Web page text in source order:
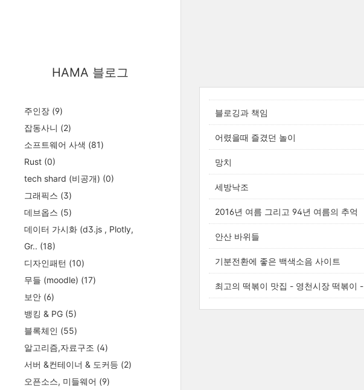
HAMA 블로그
주인장 (9)
잡동사니 (2)
소프트웨어 사색 (81)
Rust (0)
tech shard (비공개) (0)
그래픽스 (3)
데브옵스 (5)
데이터 가시화 (d3.js , Plotly,
Gr.. (18)
디자인패턴 (10)
무들 (moodle) (17)
보안 (6)
뱅킹 & PG (5)
블록체인 (55)
알고리즘,자료구조 (4)
서버 &컨테이너 & 도커등 (2)
오픈소스, 미들웨어 (9)
블로깅과 책임
어렸을때 즐겼던 놀이
망치
세방낙조
2016년 여름 그리고 94년 여름의 추억
안산 바위들
기분전환에 좋은 백색소음 사이트
최고의 떡볶이 맛집 - 영천시장 떡볶이 -